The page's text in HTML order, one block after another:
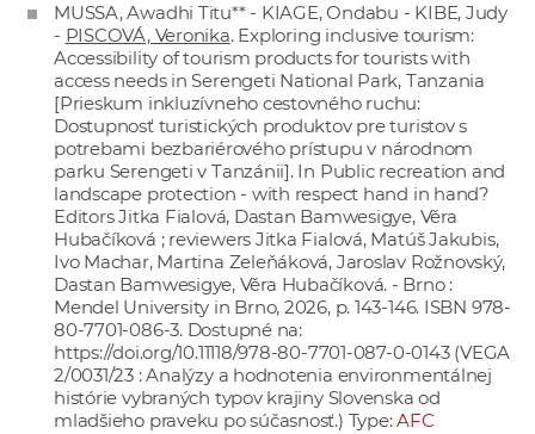
MUSSA, Awadhi Titu** - KIAGE, Ondabu - KIBE, Judy
- PISCOVÁ, Veronika. Exploring inclusive tourism:
Accessibility of tourism products for tourists with
access needs in Serengeti National Park, Tanzania
[Prieskum inkluzívneho cestovného ruchu:
Dostupnosť turistických produktov pre turistov s
potrebami bezbariérového prístupu v národnom
parku Serengeti v Tanzánii]. In Public recreation and
landscape protection - with respect hand in hand?
Editors Jitka Fialová, Dastan Bamwesigye, Věra
Hubačíková ; reviewers Jitka Fialová, Matúš Jakubis,
Ivo Machar, Martina Zeleňáková, Jaroslav Rožnovský,
Dastan Bamwesigye, Věra Hubačíková. - Brno :
Mendel University in Brno, 2026, p. 143-146. ISBN 978-
80-7701-086-3. Dostupné na:
https://doi.org/10.11118/978-80-7701-087-0-0143(VEGA
2/0031/23 : Analýzy a hodnotenia environmentálnej
histórie vybraných typov krajiny Slovenska od
mladšieho praveku po súčasnosť.) Type:AFC